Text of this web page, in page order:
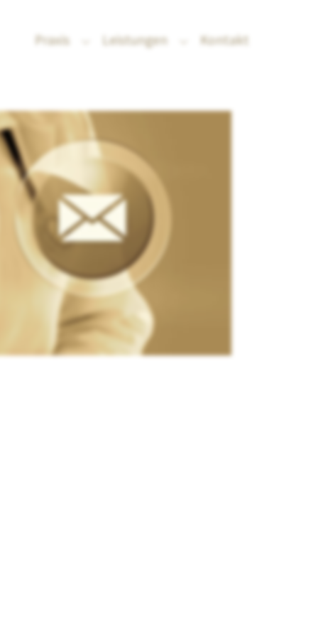
Praxis Submenu for "Praxis"
Leistungen Submenu for
Kontakt